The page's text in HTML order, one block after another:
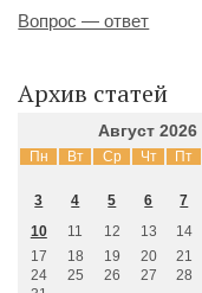
Вопрос — ответ
Архив статей
Август 2026
Пн Вт Ср Чт Пт
3
4 5 6 7
10
11 12 13 14
17
18 19 20 21
24
25 26 27 28